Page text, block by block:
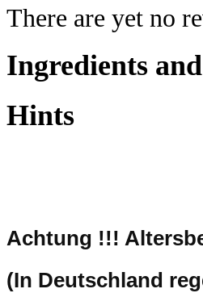
There are yet no
Ingredients
Hints
Achtung !!!
(In Deutschland